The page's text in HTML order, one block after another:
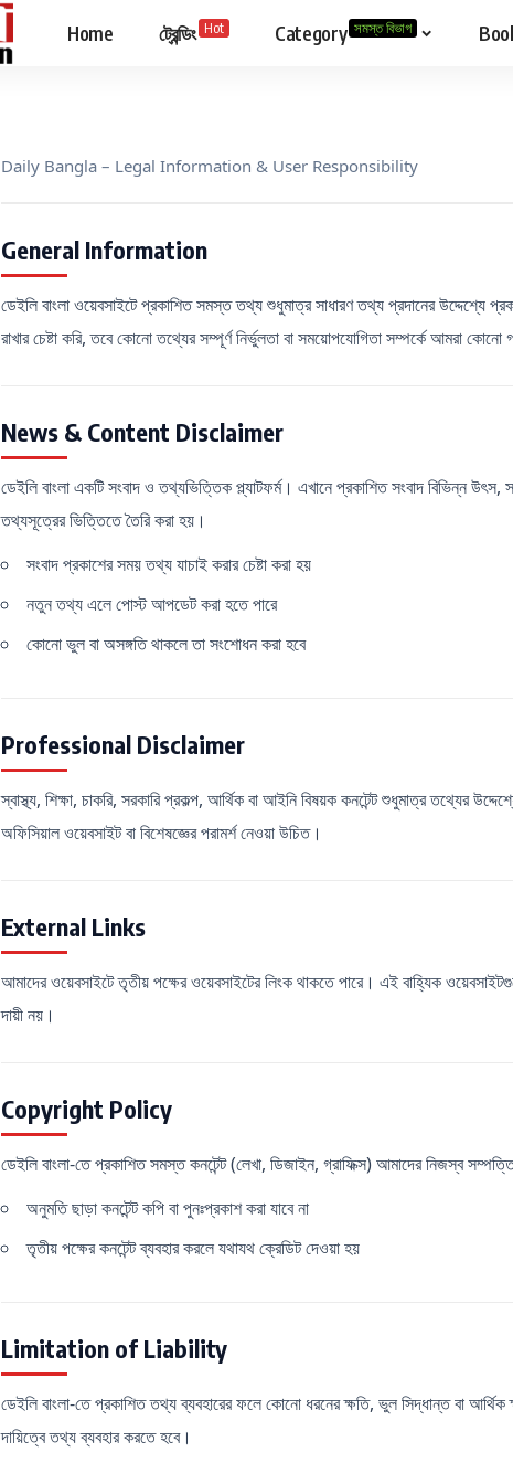
Home ট্রেন্ডিং Hot Category সমস্ত বিভাগ
Daily Bangla – Legal Information & User Responsibility
General Information
ডেইলি বাংলা ওয়েবসাইটে প্রকাশিত সমস্ত তথ্য শুধুমাত্র সাধারণ তথ্য প্রদানের
রাখার চেষ্টা করি, তবে কোনো তথ্যের সম্পূর্ণ নির্ভুলতা বা সময়োপযোগিতা সম্পর্কে আমরা কোনো
News & Content Disclaimer
ডেইলি বাংলা একটি সংবাদ ও তথ্যভিত্তিক প্ল্যাটফর্ম। এখানে প্রকাশিত সংবাদ বিভিন্ন
তথ্যসূত্রের ভিত্তিতে তৈরি করা হয়।
সংবাদ প্রকাশের সময় তথ্য যাচাই করার চেষ্টা করা হয়
নতুন তথ্য এলে পোস্ট আপডেট করা হতে পারে
কোনো ভুল বা অসঙ্গতি থাকলে তা সংশোধন করা হবে
Professional Disclaimer
স্বাস্থ্য, শিক্ষা, চাকরি, সরকারি প্রকল্প, আর্থিক বা আইনি বিষয়ক কনটেন্ট শুধুমাত্র তথ্যের
অফিসিয়াল ওয়েবসাইট বা বিশেষজ্ঞের পরামর্শ নেওয়া উচিত।
External Links
আমাদের ওয়েবসাইটে তৃতীয় পক্ষের ওয়েবসাইটের লিংক থাকতে পারে। এই বাহ্যিক
দায়ী নয়।
Copyright Policy
ডেইলি বাংলা-তে প্রকাশিত সমস্ত কনটেন্ট (লেখা, ডিজাইন, গ্রাফিক্স) আমাদের নিজস্ব
অনুমতি ছাড়া কনটেন্ট কপি বা পুনঃপ্রকাশ করা যাবে না
তৃতীয় পক্ষের কনটেন্ট ব্যবহার করলে যথাযথ ক্রেডিট দেওয়া হয়
Limitation of Liability
ডেইলি বাংলা-তে প্রকাশিত তথ্য ব্যবহারের ফলে কোনো ধরনের ক্ষতি, ভুল সিদ্ধান্ত বা আর্থিক
দায়িত্বে তথ্য ব্যবহার করতে হবে।